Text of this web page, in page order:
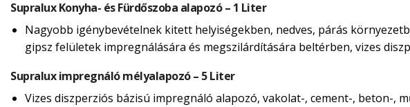
Supralux Konyha- és Fürdőszoba alapozó – 1 Liter
Nagyobb igénybevételnek kitett helyiségekben, nedves, párás
gipsz felületek impregnálására és megszilárdítására beltérben, vizes
Supralux impregnáló mélyalapozó – 5 Liter
Vizes diszperziós bázisú impregnáló alapozó, vakolat-, cement-, beton-,